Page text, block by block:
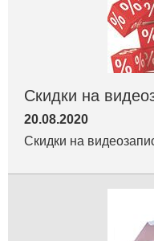
Скидки на
20.08.2020
Скидки на